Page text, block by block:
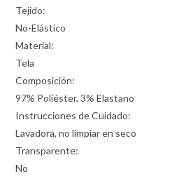
Tejido:
No-Elástico
Material:
Tela
Composición:
97% Poliéster, 3% Elastano
Instrucciones de Cuidado:
Lavadora, no limpiar en seco
Transparente:
No